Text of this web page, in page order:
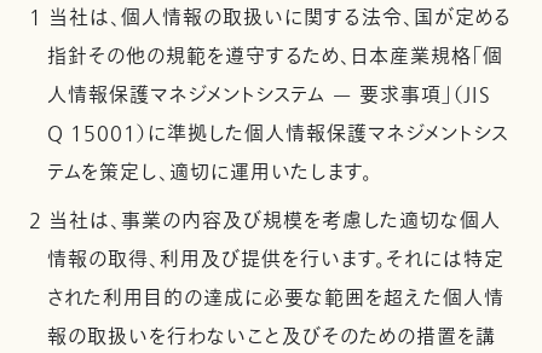
1 当社は、個人情報の取扱いに関する法令、国が定める
指針その他の規範を遵守するため、日本産業規格「個
人情報保護マネジメントシステム — 要求事項」（JIS
Q 15001）に準拠した個人情報保護マネジメントシス
テムを策定し、適切に運用いたします。
2 当社は、事業の内容及び規模を考慮した適切な個人
情報の取得、利用及び提供を行います。それには特定
された利用目的の達成に必要な範囲を超えた個人情
報の取扱いを行わないこと及びそのための措置を講